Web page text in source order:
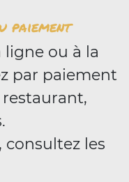
paiement
ou à la
par paiement
consultez les